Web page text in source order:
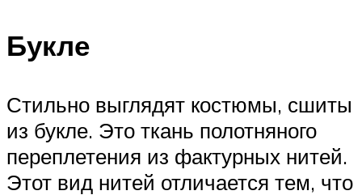
Букле
Стильно выглядят костюмы, сшиты
из букле. Это ткань полотняного
переплетения из фактурных нитей.
Этот вид нитей отличается тем, что